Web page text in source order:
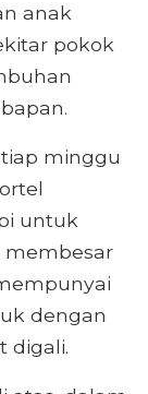
anak
pokok
minggu
untuk
membesar
dengan
digali.